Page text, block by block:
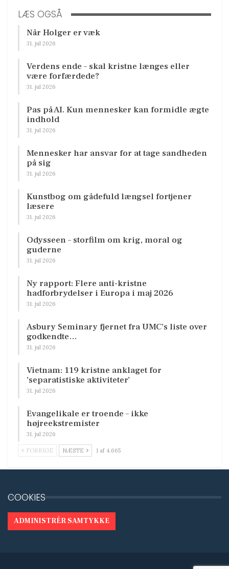
LÆS OGSÅ
Når Holger er væk
31. jul 2026
Verdens ende – skal kristne længes eller
være forfærdede?
31. jul 2026
Pas på AI. Kun mennesker kan formidle ægte
indhold
31. jul 2026
Mennesker har ansvar for at tage sandheden
på sig
31. jul 2026
Kunstbog om gådefuld længsel fortjener
læsere
31. jul 2026
Odysseen – storfilm om krig, moral og
guderne
31. jul 2026
Ny rapport: Flere anti-kristne
hadforbrydelser i Europa i maj 2026
31. jul 2026
Asbury Seminary fjernet fra UMC’s liste over
godkendte…
31. jul 2026
Vietnam: 119 kristne anklaget for
’separatistiske aktiviteter’
31. jul 2026
Evangelikale er troende – ikke
højreekstremister
31. jul 2026
FORRIGE NÆSTE 1 af 4.665
COOKIES
ADMINISTRÉR SAMTYKKE